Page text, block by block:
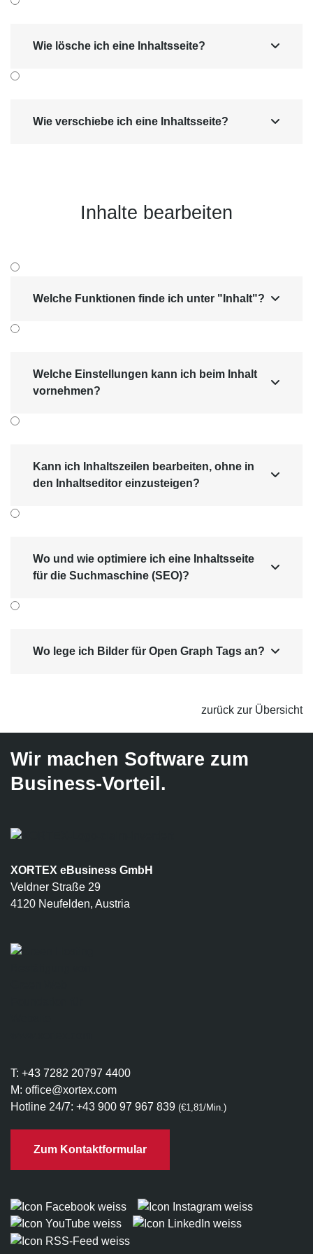
reichere Seiten oder Elemente.
Wie lösche ich eine Inhaltsseite? 
Wie verschiebe ich eine Inhaltsseite? 
Inhalte bearbeiten
Welche Funktionen finde ich unter "Inhalt"? 
Welche Einstellungen kann ich beim Inhalt
vornehmen?

Kann ich Inhaltszeilen bearbeiten, ohne in
den Inhaltseditor einzusteigen?

Wo und wie optimiere ich eine Inhaltsseite
für die Suchmaschine (SEO)?

Wo lege ich Bilder für Open Graph Tags an? 
zurück zur Übersicht
Wir machen Software zum
Business-Vorteil.
XORTEX eBusiness GmbH
Veldner Straße 29
4120 Neufelden, Austria
T: +43 7282 20797 4400
M: office@xortex.com
Hotline 24/7: +43 900 97 967 839 (€1,81/Min.)
Zum Kontaktformular